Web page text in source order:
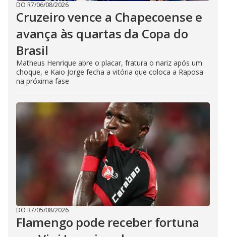
DO R7/06/08/2026
Cruzeiro vence a Chapecoense e
avança às quartas da Copa do
Brasil
Matheus Henrique abre o placar, fratura o nariz após um
choque, e Kaio Jorge fecha a vitória que coloca a Raposa
na próxima fase
DO R7/05/08/2026
Flamengo pode receber fortuna